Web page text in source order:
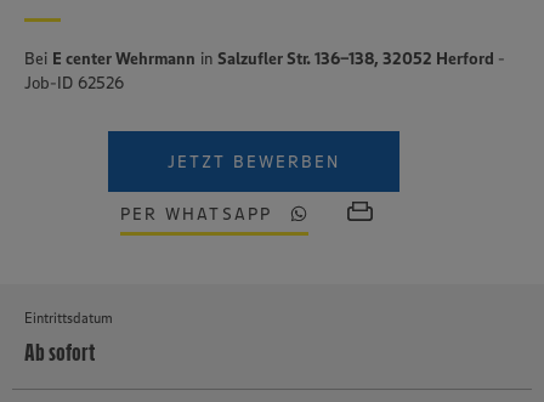
Bei E center Wehrmann in Salzufler Str. 136-138, 32052 Herford -
Job-ID 62526
JETZT BEWERBEN
PER WHATSAPP
Eintrittsdatum
Ab sofort